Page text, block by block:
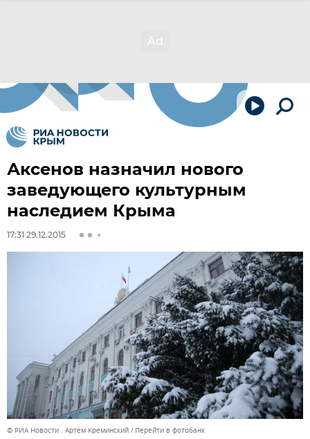
Аксенов назначил нового
заведующего культурным
наследием Крыма
17:31 29.12.2015
© РИА Новости . Артем Креминский Перейти в фотобанк